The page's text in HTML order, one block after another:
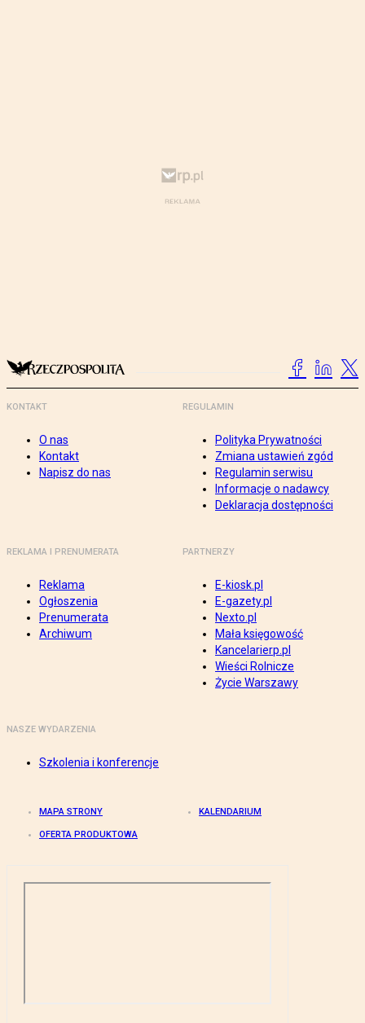
KONTAKT
O nas
Kontakt
Napisz do nas
REGULAMIN
Polityka Prywatności
Zmiana ustawień zgód
Regulamin serwisu
Informacje o nadawcy
Deklaracja dostępności
REKLAMA I PRENUMERATA
Reklama
Ogłoszenia
Prenumerata
Archiwum
PARTNERZY
E-kiosk.pl
E-gazety.pl
Nexto.pl
Mała księgowość
Kancelarierp.pl
Wieści Rolnicze
Życie Warszawy
NASZE WYDARZENIA
Szkolenia i konferencje
MAPA STRONY KALENDARIUM
OFERTA PRODUKTOWA